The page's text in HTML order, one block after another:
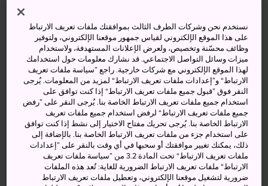
أنشطة ومعالم رائعة
اكتشاف هذه البقعة البعيدة التي كانت في يومٍ من
الأيام معقلًا لمحاربي النينجا، حيث كانوا يمارسون
طقوسهم ويتدربون على أساليب التخفي وفنون القتال
التنزه على طول المسار الساحر للوصول إلى
الشلالات التي تنتشر من حولك
الالتقاء عن قرب بحيوان السمندر الياباني العملاق،
ثاني أكبر سمندر في العالم
نستخدم نحن وشركات الطرف الثالث بموافقتك ملفات تعريف الارتباط
على هذا الموقع الإلكتروني لقياس جمهور موقعنا الإلكتروني، ولتوفير
وظائف محسّنة وتخصيص، ولعرض الإعلانات المستهدفة، ولاستخدام
ميزات وسائل التواصل الاجتماعي. قد نشارك معلومات حول استخدامك
لهذا الموقع الإلكتروني مع شركات خارجية. راجع ”سياسة ملفات تعريف
الارتباط“ و”إعدادات ملفات تعريف الارتباط“ لمزيد من المعلومات. يُرجى
النقر فوق ”قبول جميع ملفات تعريف الارتباط“ إذا كنت توافق على
استخدام جميع ملفات تعريف الارتباط الخاصة بنا. يُرجى النقر على ”رفض
جميع ملفات تعريف الارتباط“ لرفض استخدام جميع ملفات تعريف
الارتباط الخاصة بنا. يُرجى تحريك مفتاح الاختيار إلى نشط إذا كنت توافق
على استخدام جزء من ملفات تعريف الارتباط الخاصة بنا. بالإضافة إلى
ذلك، يمكنك تغيير موافقتك أو سحبها في أي وقت بالنقر على ”إعدادات
ملفات تعريف الارتباط“ تحت المادة 3.2 من ”سياسة ملفات تعريف
الارتباط“ ملفات تعريف الارتباط الضرورية للغاية: تُعد هذه الملفات
ضرورية لتشغيل موقعنا الإلكتروني، وتعطيل ملفات تعريف الارتباط